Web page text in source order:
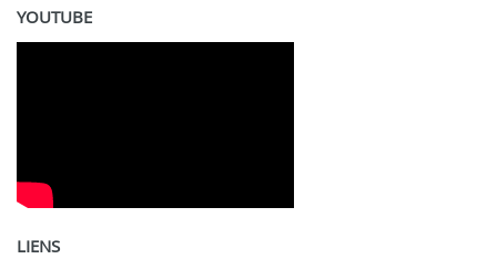
YOUTUBE
LIENS